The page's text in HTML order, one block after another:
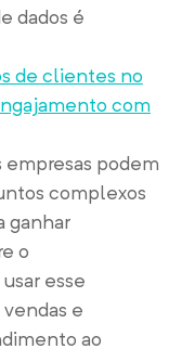
dados é
de clientes no
com
empresas podem
complexos
ganhar
o
esse
e
ao